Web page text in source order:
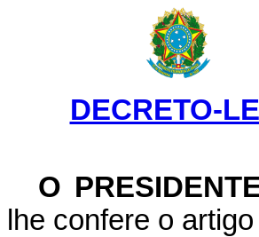
DECRETO-
O
lhe confere o